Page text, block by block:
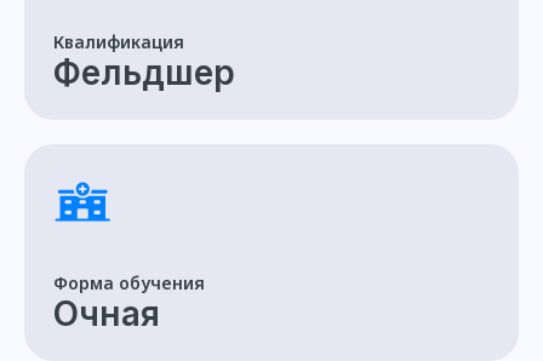
Квалификация
Фельдшер
Форма обучения
Очная